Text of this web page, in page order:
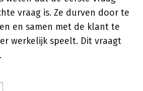
vraag is. Ze durven door te
en samen met de klant te
werkelijk speelt. Dit vraagt